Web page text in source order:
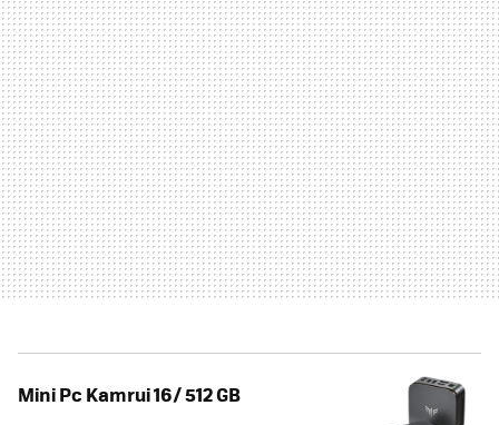
Mini Pc Kamrui 16/ 512 GB